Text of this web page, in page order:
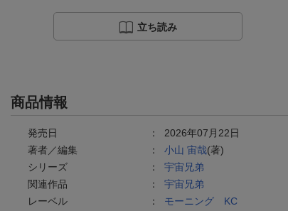
立ち読み
商品情報
発売日 ： 2026年07月22日
著者／編集
： 小山 宙哉(著)
シリーズ
： 宇宙兄弟
関連作品
： 宇宙兄弟
レーベル
： モーニング KC